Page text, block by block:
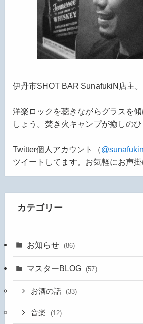
伊丹市SHOT BAR SunafukiN店主。
洋楽ロックを聴きながらグラスを
しょう。焚き火キャンプが癒しのひ
Twitter個人アカウント（
ツイートしてます。お気軽にお声掛
カテゴリー
お知らせ (86)
マスターBLOG (57)
お酒の話 (33)
音楽 (12)